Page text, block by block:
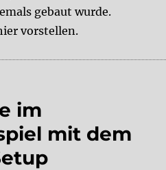
gebaut wurde.
vorstellen.
Jewel Teil I“
im
mit dem